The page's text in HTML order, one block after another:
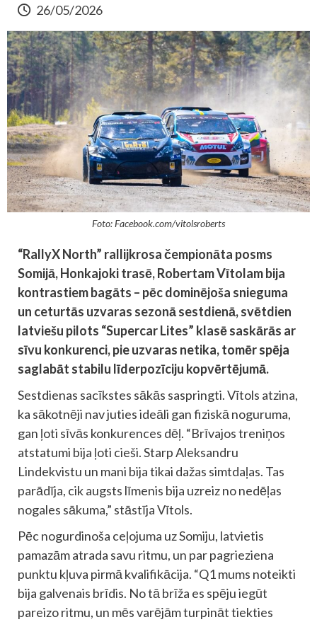
26/05/2026
Foto: Facebook.com/vitolsroberts
“RallyX North” rallijkrosa čempionāta posms
Somijā, Honkajoki trasē, Robertam Vītolam bija
kontrastiem bagāts – pēc dominējoša snieguma
un ceturtās uzvaras sezonā sestdienā, svētdien
latviešu pilots “Supercar Lites” klasē saskārās ar
sīvu konkurenci, pie uzvaras netika, tomēr spēja
saglabāt stabilu līderpozīciju kopvērtējumā.
Sestdienas sacīkstes sākās saspringti. Vītols atzina,
ka sākotnēji nav juties ideāli gan fiziskā noguruma,
gan ļoti sīvās konkurences dēļ. “Brīvajos treniņos
atstatumi bija ļoti cieši. Starp Aleksandru
Lindekvistu un mani bija tikai dažas simtdaļas. Tas
parādīja, cik augsts līmenis bija uzreiz no nedēļas
nogales sākuma,” stāstīja Vītols.
Pēc nogurdinoša ceļojuma uz Somiju, latvietis
pamazām atrada savu ritmu, un par pagrieziena
punktu kļuva pirmā kvalifikācija. “Q1 mums noteikti
bija galvenais brīdis. No tā brīža es spēju iegūt
pareizo ritmu, un mēs varējām turpināt tiekties